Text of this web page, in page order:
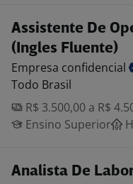
Assistente De
(Ingles Fluente)
Empresa confidencial
Todo Brasil
R$ 3.500,00 a R$
Ensino Superior
Analista De